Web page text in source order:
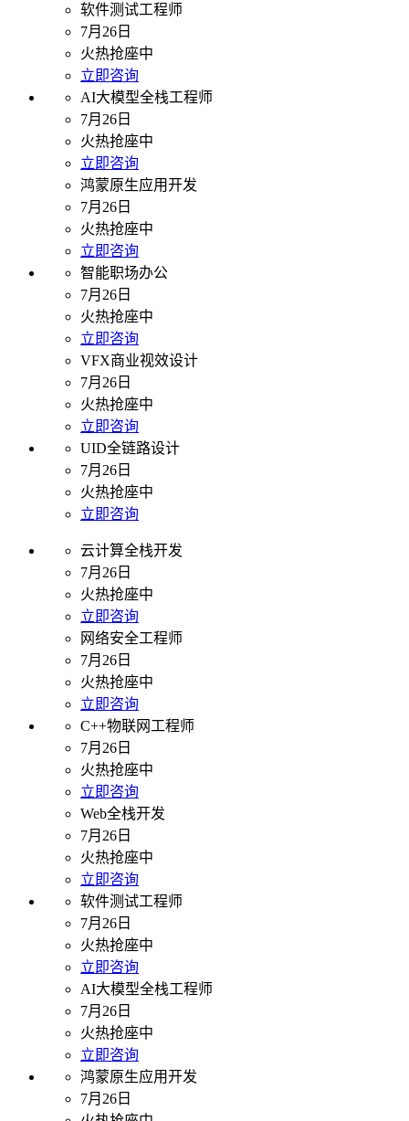
软件测试工程师
7月26日
火热抢座中
立即咨询
AI大模型全栈工程师
7月26日
火热抢座中
立即咨询
鸿蒙原生应用开发
7月26日
火热抢座中
立即咨询
智能职场办公
7月26日
火热抢座中
立即咨询
VFX商业视效设计
7月26日
火热抢座中
立即咨询
UID全链路设计
7月26日
火热抢座中
立即咨询
云计算全栈开发
7月26日
火热抢座中
立即咨询
网络安全工程师
7月26日
火热抢座中
立即咨询
C++物联网工程师
7月26日
火热抢座中
立即咨询
Web全栈开发
7月26日
火热抢座中
立即咨询
软件测试工程师
7月26日
火热抢座中
立即咨询
AI大模型全栈工程师
7月26日
火热抢座中
立即咨询
鸿蒙原生应用开发
7月26日